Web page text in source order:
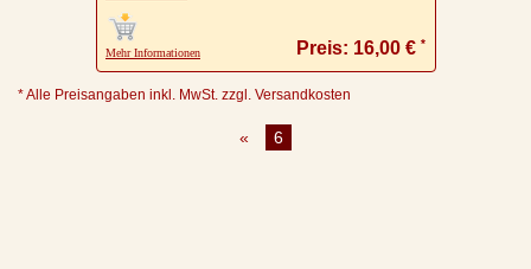
Vertrag widerrufen
Ihr Warenkorb
Mehr Informationen Preis: 16,00 € *
* Alle Preisangaben inkl. MwSt. zzgl. Versandkosten
« 6